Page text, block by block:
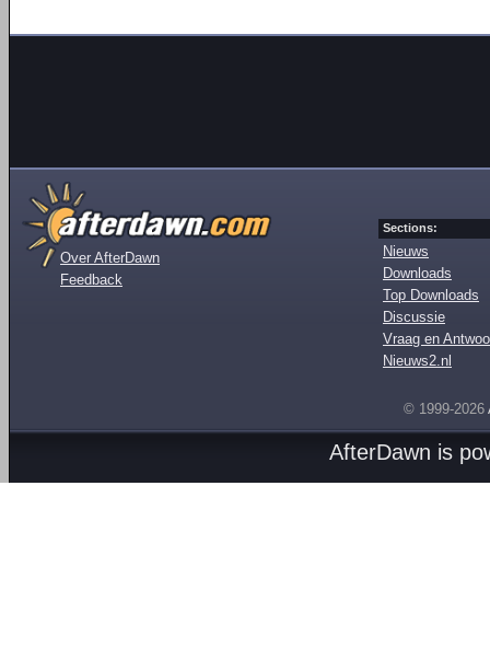
Over AfterDawn
Feedback
Sections:
Nieuws
Downloads
Top Downloads
Discussie
Vraag en
Nieuws2.nl
© 1999-2026
AfterDawn is